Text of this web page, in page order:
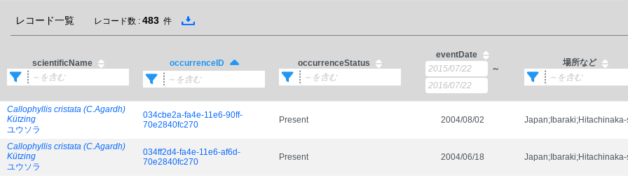
レコード一覧 レコード数 : 483 件
scientificName occurrenceID occurrenceStatus
eventDate
～
場所など
Callophyllis cristata (C.Agardh)
Kützing
ユウソラ
034cbe2a-fa4e-11e6-90ff-
70e2840fc270
Present 2004/08/02
Callophyllis cristata (C.Agardh)
Kützing
ユウソラ
034ff2d4-fa4e-11e6-af6d-
70e2840fc270
Present 2004/06/18